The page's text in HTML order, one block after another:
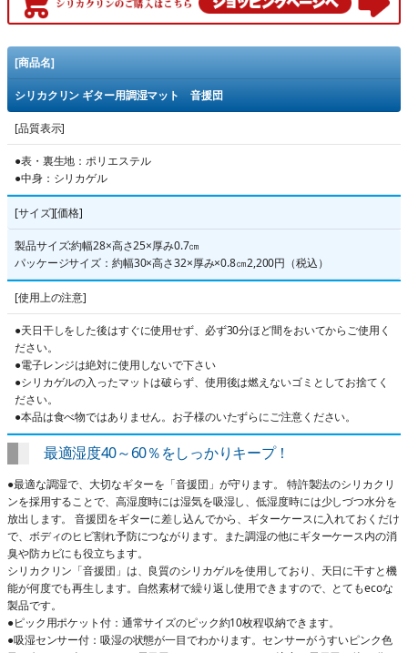
[商品名]
シリカクリン ギター用調湿マット 音援団
[品質表示]
●表・裏生地：ポリエステル
●中身：シリカゲル
[サイズ][価格]
製品サイズ:約幅28×高さ25×厚み0.7㎝
パッケージサイズ：約幅30×高さ32×厚み×0.8㎝2,200円（税込）
[使用上の注意]
●天日干しをした後はすぐに使用せず、必ず30分ほど間をおいてからご使用く
ださい。
●電子レンジは絶対に使用しないで下さい
●シリカゲルの入ったマットは破らず、使用後は燃えないゴミとしてお捨てく
ださい。
●本品は食べ物ではありません。お子様のいたずらにご注意ください。
最適湿度40～60％をしっかりキープ！
●最適な調湿で、大切なギターを「音援団」が守ります。 特許製法のシリカクリ
ンを採用することで、高湿度時には湿気を吸湿し、低湿度時には少しづつ水分を
放出します。 音援団をギターに差し込んでから、ギターケースに入れておくだけ
で、ボディのヒビ割れ予防につながります。また調湿の他にギターケース内の消
臭や防カビにも役立ちます。
シリカクリン「音援団」は、良質のシリカゲルを使用しており、天日に干すと機
能が何度でも再生します。自然素材で繰り返し使用できますので、とてもecoな
製品です。
●ピック用ポケット付：通常サイズのピック約10枚程収納できます。
●吸湿センサー付：吸湿の状態が一目でわかります。センサーがうすいピンク色